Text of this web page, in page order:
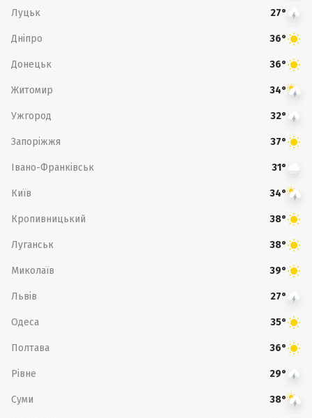
Луцьк 27°
Дніпро 36°
Донецьк 36°
Житомир 34°
Ужгород 32°
Запоріжжя 37°
Івано-Франківськ 31°
Київ 34°
Кропивницький 38°
Луганськ 38°
Миколаїв 39°
Львів 27°
Одеса 35°
Полтава 36°
Рівне 29°
Суми 38°